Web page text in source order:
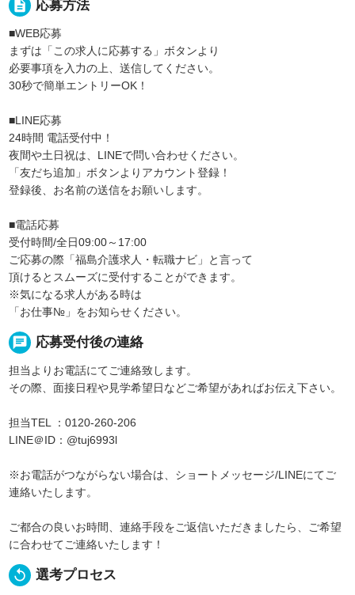
description 応募方法
■WEB応募
まずは「この求人に応募する」ボタンより
必要事項を入力の上、送信してください。
30秒で簡単エントリーOK！
■LINE応募
24時間 電話受付中！
夜間や土日祝は、LINEで問い合わせください。
「友だち追加」ボタンよりアカウント登録！
登録後、お名前の送信をお願いします。
■電話応募
受付時間/全日09:00～17:00
ご応募の際「福島介護求人・転職ナビ」と言って
頂けるとスムーズに受付することができます。
※気になる求人がある時は
「お仕事№」をお知らせください。
chat 応募受付後の連絡
担当よりお電話にてご連絡致します。
その際、面接日程や見学希望日などご希望があればお伝え下さい。
担当TEL ：0120-260-206
LINE＠ID：@tuj6993l
※お電話がつながらない場合は、ショートメッセージ/LINEにてご
連絡いたします。
ご都合の良いお時間、連絡手段をご返信いただきましたら、ご希望
に合わせてご連絡いたします！
replay 選考プロセス